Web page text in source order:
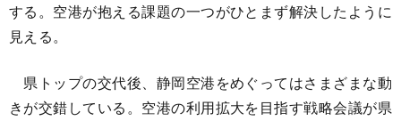
する。空港が抱える課題の一つがひとまず解決したように
見える。
県トップの交代後、静岡空港をめぐってはさまざまな動
きが交錯している。空港の利用拡大を目指す戦略会議が県